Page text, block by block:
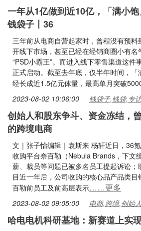
一年从1亿做到近10亿，「满小
钱袋子丨36
三年前从电商自营起家时，曾程没有预
开线下市场，甚至已经在经销商圈小有名
“PSD小霸王”。而进入线下零售渠道这件
正式启动。截至去年底，仅半年时间，「
经长成近1.5亿元体量，最高单月突破
2023-08-02 10:06:00 钱袋子,钱袋,专
创始人和股东争斗、资金冻结，
的跨境电商
文｜张子怡编辑｜袁斯来 杨轩近日，36
收购平台奈百勒（Nebula Brands，下文
薪、裁员等问题已被多名员工提起诉讼；
目近一年后，公司收购的核心品产品类
百勒前员工及前高层表示……更多
2023-08-02 09:05:00 电商,跨境,创始
哈电电机科研基地：新赛道上实